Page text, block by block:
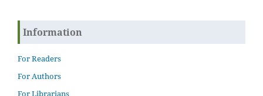
Information
For Readers
For Authors
For Librarians